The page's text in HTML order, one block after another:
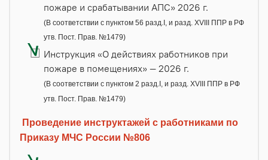
пожаре и срабатывании АПС» 2026 г.
(В соответствии с пунктом 56 разд.I, и разд. XVIII ППР в РФ
утв. Пост. Прав. №1479)
Инструкция «О действиях работников при
пожаре в помещениях» — 2026 г.
(В соответствии с пунктом 2 разд.I, и разд. XVIII ППР в РФ
утв. Пост. Прав. №1479)
Проведение инструктажей с работниками по
Приказу МЧС России №806